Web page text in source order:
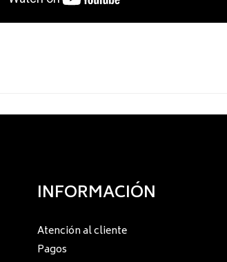
INFORMACIÓN
Atención al cliente
Pagos